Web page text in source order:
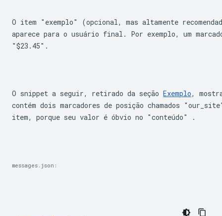
O item "exemplo" (opcional, mas altamente
"$23.45" .
O snippet a seguir, retirado da seção Exemplo,
contém dois marcadores de posição chamados
item, porque seu valor é óbvio no "conteúdo" .
messages.json: